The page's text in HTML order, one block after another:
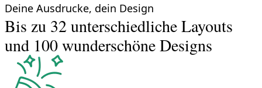
Deine Ausdrucke, dein Design
Bis zu 32 unterschiedliche Layouts
und 100 wunderschöne Designs